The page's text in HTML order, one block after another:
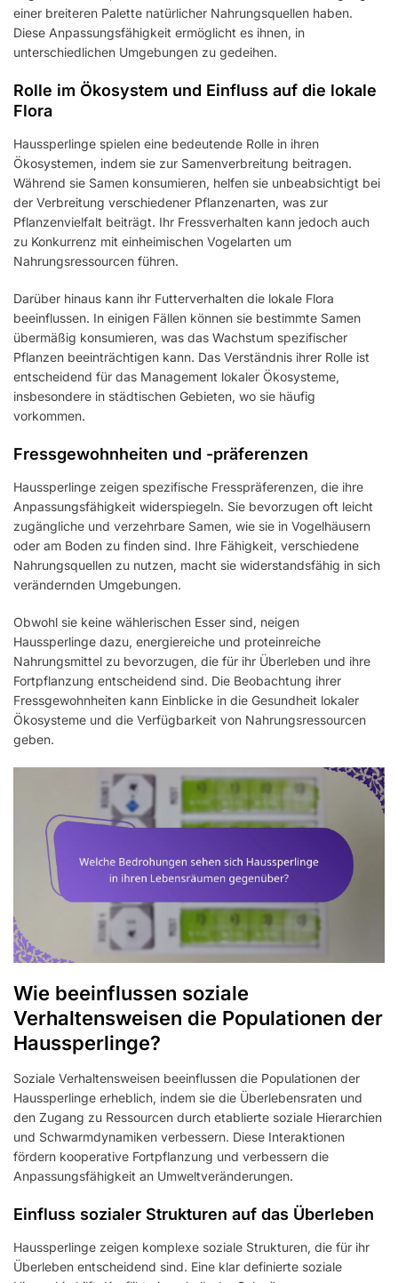
einer breiteren Palette natürlicher Nahrungsquellen haben.
Diese Anpassungsfähigkeit ermöglicht es ihnen, in
unterschiedlichen Umgebungen zu gedeihen.
Rolle im Ökosystem und Einfluss auf die lokale
Flora
Haussperlinge spielen eine bedeutende Rolle in ihren
Ökosystemen, indem sie zur Samenverbreitung beitragen.
Während sie Samen konsumieren, helfen sie unbeabsichtigt bei
der Verbreitung verschiedener Pflanzenarten, was zur
Pflanzenvielfalt beiträgt. Ihr Fressverhalten kann jedoch auch
zu Konkurrenz mit einheimischen Vogelarten um
Nahrungsressourcen führen.
Darüber hinaus kann ihr Futterverhalten die lokale Flora
beeinflussen. In einigen Fällen können sie bestimmte Samen
übermäßig konsumieren, was das Wachstum spezifischer
Pflanzen beeinträchtigen kann. Das Verständnis ihrer Rolle ist
entscheidend für das Management lokaler Ökosysteme,
insbesondere in städtischen Gebieten, wo sie häufig
vorkommen.
Fressgewohnheiten und -präferenzen
Haussperlinge zeigen spezifische Fresspräferenzen, die ihre
Anpassungsfähigkeit widerspiegeln. Sie bevorzugen oft leicht
zugängliche und verzehrbare Samen, wie sie in Vogelhäusern
oder am Boden zu finden sind. Ihre Fähigkeit, verschiedene
Nahrungsquellen zu nutzen, macht sie widerstandsfähig in sich
verändernden Umgebungen.
Obwohl sie keine wählerischen Esser sind, neigen
Haussperlinge dazu, energiereiche und proteinreiche
Nahrungsmittel zu bevorzugen, die für ihr Überleben und ihre
Fortpflanzung entscheidend sind. Die Beobachtung ihrer
Fressgewohnheiten kann Einblicke in die Gesundheit lokaler
Ökosysteme und die Verfügbarkeit von Nahrungsressourcen
geben.
Wie beeinflussen soziale
Verhaltensweisen die Populationen der
Haussperlinge?
Soziale Verhaltensweisen beeinflussen die Populationen der
Haussperlinge erheblich, indem sie die Überlebensraten und
den Zugang zu Ressourcen durch etablierte soziale Hierarchien
und Schwarmdynamiken verbessern. Diese Interaktionen
fördern kooperative Fortpflanzung und verbessern die
Anpassungsfähigkeit an Umweltveränderungen.
Einfluss sozialer Strukturen auf das Überleben
Haussperlinge zeigen komplexe soziale Strukturen, die für ihr
Überleben entscheidend sind. Eine klar definierte soziale